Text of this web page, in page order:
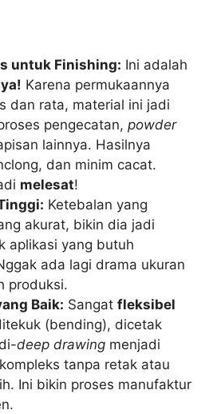
untuk Finishing: Ini adalah
Karena permukaannya
dan rata, material ini jadi
pengecatan,powder
lainnya. Hasilnya
dan minim cacat.
melesat!
Ketebalan yang
akurat, bikin dia jadi
aplikasi yang butuh
ada lagi drama ukuran
produksi.
Baik: Sangatfleksibel
(bending), dicetak
deep drawing menjadi
tanpa retak atau
Ini bikin proses manufaktur